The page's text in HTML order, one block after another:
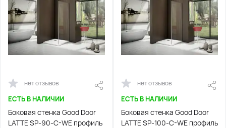
нет отзывов
ЕСТЬ В НАЛИЧИИ
Боковая стенка Good Door
LATTE SP-90-C-WE профиль
нет отзывов
ЕСТЬ В НАЛИЧИИ
Боковая стенка Good Door
LATTE SP-100-C-WE профиль